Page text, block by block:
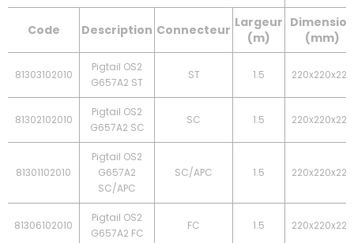
Code Description Connecteur Largeur
(m)
Dimension
(mm)
81303102010
Pigtail OS2
G657A2 ST
ST 1.5 220x220x225
81302102010
Pigtail OS2
G657A2 SC
SC 1.5 220x220x225
81301102010
Pigtail OS2
G657A2
SC/APC
SC/APC 1.5 220x220x225
81306102010
Pigtail OS2
G657A2 FC
FC 1.5 220x220x225